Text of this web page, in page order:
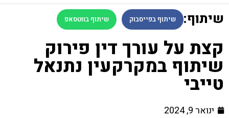
שיתוף: שיתוף בפייסבוק שיתוף בווטסאפ
קצת על עורך דין פירוק
שיתוף במקרקעין נתנאל
טייבי
ינואר 9, 2024